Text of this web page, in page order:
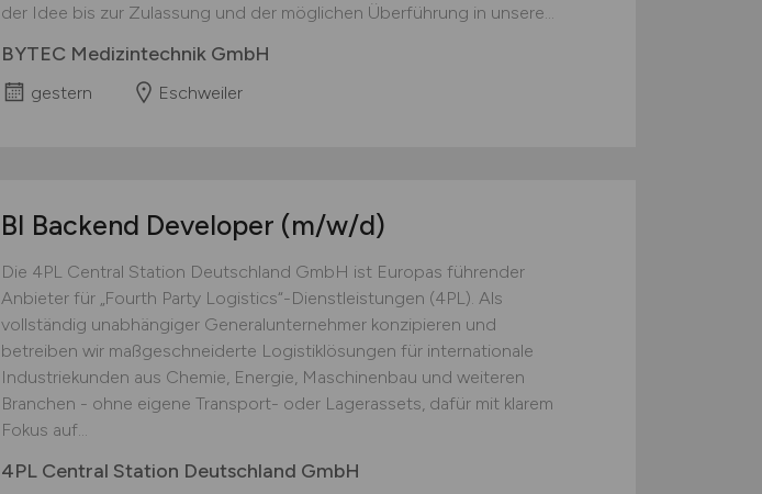
der Idee bis zur Zulassung und der möglichen Überführung in unsere...
BYTEC Medizintechnik GmbH
gestern Eschweiler
BI Backend Developer (m/w/d)
Die 4PL Central Station Deutschland GmbH ist Europas führender
Anbieter für „Fourth Party Logistics“-Dienstleistungen (4PL). Als
vollständig unabhängiger Generalunternehmer konzipieren und
betreiben wir maßgeschneiderte Logistiklösungen für internationale
Industriekunden aus Chemie, Energie, Maschinenbau und weiteren
Branchen - ohne eigene Transport- oder Lagerassets, dafür mit klarem
Fokus auf...
4PL Central Station Deutschland GmbH